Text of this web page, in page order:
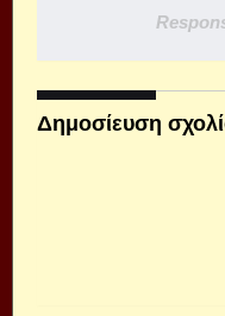
Δημοσίευση